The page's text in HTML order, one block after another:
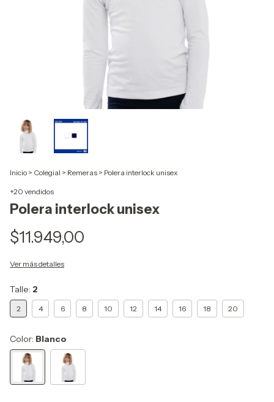
Inicio > Colegial > Remeras > Polera interlock unisex
+20 vendidos
Polera interlock unisex
$11.949,00
Ver más detalles
Talle: 2
2 4 6 8 10 12 14 16 18 20
Color: Blanco